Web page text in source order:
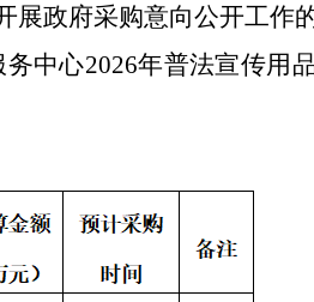
展政府采购意向公开工作
务中心2026年普法宣传用